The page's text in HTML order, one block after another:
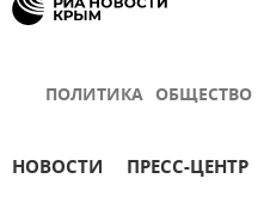
ПОЛИТИКА ОБЩЕСТВО
НОВОСТИ ПРЕСС-ЦЕНТР